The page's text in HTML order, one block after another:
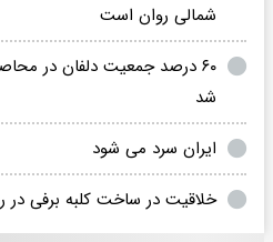
شمالی روان است
شد
ایران سرد می شود
خلاقیت در ساخت کلبه برفی در